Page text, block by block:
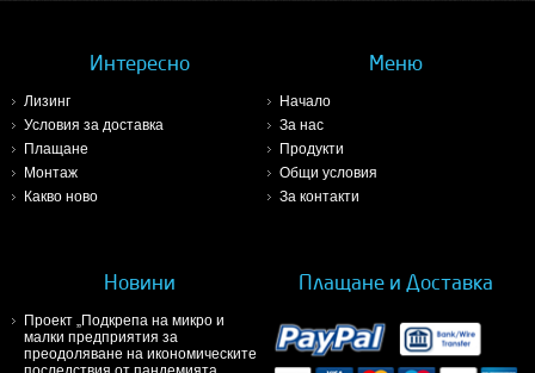
Интересно
Лизинг
Условия за доставка
Плащане
Монтаж
Какво ново
Меню
Начало
За нас
Продукти
Общи условия
За контакти
Новини
Проект „Подкрепа на микро и
малки предприятия за
преодоляване на икономическите
Плащане и Доставка